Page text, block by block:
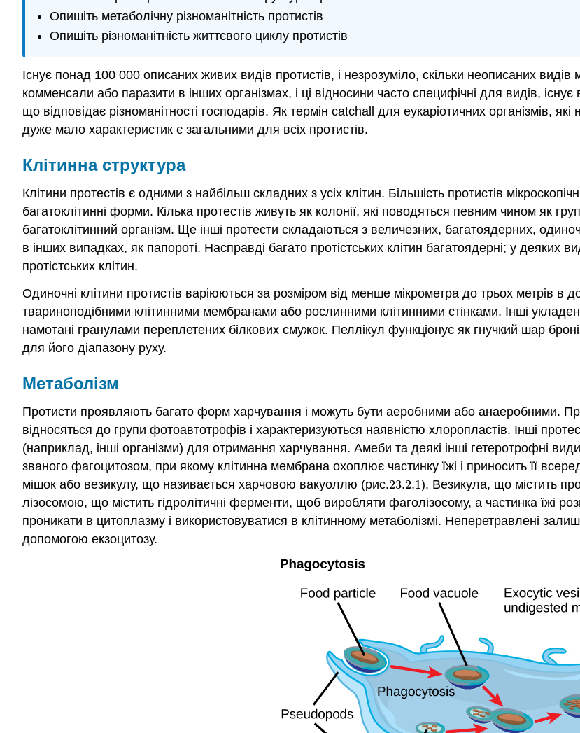
Опишіть метаболічну різноманітність протистів
Опишіть різноманітність життєвого циклу протистів
Існує понад 100 000 описаних живих видів протистів, і незрозуміло, скільки неописаних
комменсали або паразити в інших організмах, і ці відносини часто специфічні для видів, існує
що відповідає різноманітності господарів. Як термін catchall для еукаріотичних організмів,
дуже мало характеристик є загальними для всіх протистів.
Клітинна структура
Клітини протестів є одними з найбільш складних з усіх клітин. Більшість протистів
багатоклітинні форми. Кілька протестів живуть як колонії, які поводяться певним чином як
багатоклітинний організм. Ще інші протести складаються з величезних, багатоядерних,
в інших випадках, як папороті. Насправді багато протістських клітин багатоядерні; у деяких
протістських клітин.
Одиночні клітини протистів варіюються за розміром від менше мікрометра до трьох метрів в
твариноподібними клітинними мембранами або рослинними клітинними стінками. Інші
намотані гранулами переплетених білкових смужок. Пеллікул функціонує як гнучкий шар
для його діапазону руху.
Метаболізм
Протисти проявляють багато форм харчування і можуть бути аеробними або анаеробними.
відносяться до групи фотоавтотрофів і характеризуються наявністю хлоропластів. Інші
(наприклад, інші організми) для отримання харчування. Амеби та деякі інші гетеротрофні
званого фагоцитозом, при якому клітинна мембрана охоплює частинку їжі і приносить її
мішок або везикулу, що називається харчовою вакуоллю (рис.23.2.1
23.2.1). Везикула, що містить
лізосомою, що містить гідролітичні ферменти, щоб виробляти фаголізосому, а частинка їжі
проникати в цитоплазму і використовуватися в клітинному метаболізмі. Неперетравлені
допомогою екзоцитозу.